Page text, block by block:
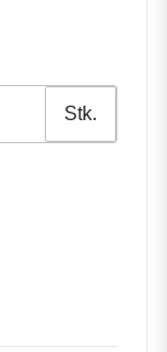
Stk.